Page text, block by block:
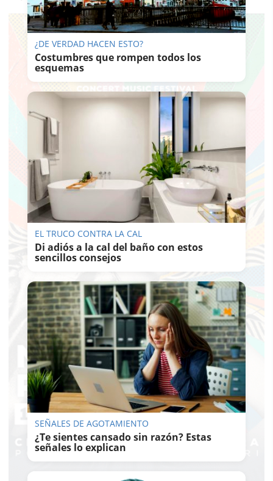
¿DE VERDAD HACEN ESTO?
Costumbres que rompen todos los
esquemas
EL TRUCO CONTRA LA CAL
Di adiós a la cal del baño con estos
sencillos consejos
SEÑALES DE AGOTAMIENTO
¿Te sientes cansado sin razón? Estas
señales lo explican